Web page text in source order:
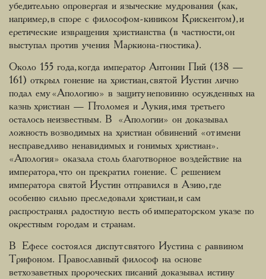
убедительно опровергая и языческие мудрования (как,
например, в споре с философом-киником Крискентом), и
еретические извращения христианства (в частности, он
выступал против учения Маркиона-гностика).
Около 155 года, когда император Антонин Пий (138 —
161) открыл гонение на христиан, святой Иустин лично
подал ему «Апологию» в защиту неповинно осужденных на
казнь христиан — Птоломея и Лукия, имя третьего
осталось неизвестным. В «Апологии» он доказывал
ложность возводимых на христиан обвинений «от имени
несправедливо ненавидимых и гонимых христиан».
«Апология» оказала столь благотворное воздействие на
императора, что он прекратил гонение. С решением
императора святой Иустин отправился в Азию, где
особенно сильно преследовали христиан, и сам
распространял радостную весть об императорском указе по
окрестным городам и странам.
В Ефесе состоялся диспут святого Иустина с раввином
Трифоном. Православный философ на основе
ветхозаветных пророческих писаний доказывал истину